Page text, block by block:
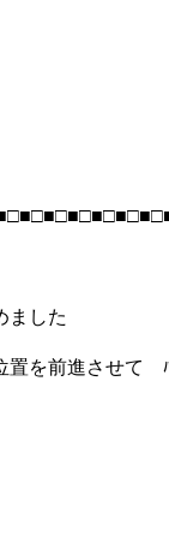
ました
を前進させて ﾊ